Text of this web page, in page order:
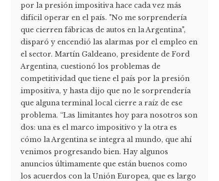
por la presión impositiva hace cada vez más
difícil operar en el país. "No me sorprendería
que cierren fábricas de autos en la Argentina",
disparó y encendió las alarmas por el empleo en
el sector. Martín Galdeano, presidente de Ford
Argentina, cuestionó los problemas de
competitividad que tiene el país por la presión
impositiva, y hasta dijo que no le sorprendería
que alguna terminal local cierre a raíz de ese
problema. “Las limitantes hoy para nosotros son
dos: una es el marco impositivo y la otra es
cómo la Argentina se integra al mundo, que ahí
venimos progresando bien. Hay algunos
anuncios últimamente que están buenos como
los acuerdos con la Unión Europea, que es largo